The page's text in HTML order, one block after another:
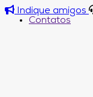
Indique amigos
Contatos